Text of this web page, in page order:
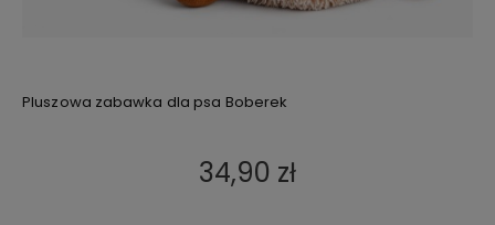
Pluszowa zabawka dla psa Boberek
34,90 zł